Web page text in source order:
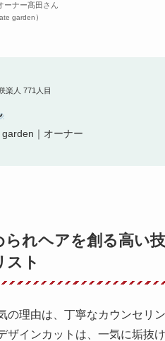
ーナー髙田さん
garden ）
楽人 771人目
｜オーナー
られヘアを創る高い
スト
の理由は、丁寧なカウンセリ
ザインカットは、一気に垢抜